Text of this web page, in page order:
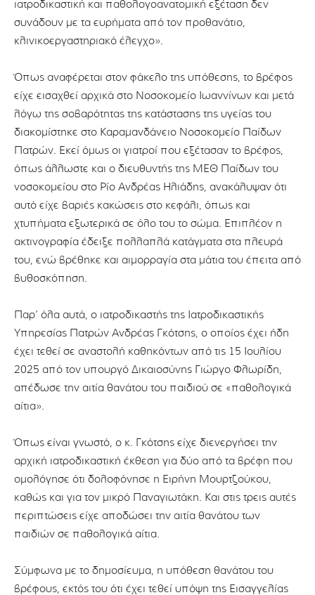
ιατροδικαστική και παθολογοανατομική εξέταση δεν
συνάδουν με τα ευρήματα από τον προθανάτιο,
κλινικοεργαστηριακό έλεγχο».
Όπως αναφέρεται στον φάκελο της υπόθεσης, το βρέφος
είχε εισαχθεί αρχικά στο Νοσοκομείο Ιωαννίνων και μετά
λόγω της σοβαρότητας της κατάστασης της υγείας του
διακομίστηκε στο Καραμανδάνειο Νοσοκομείο Παίδων
Πατρών. Εκεί όμως οι γιατροί που εξέτασαν το βρέφος,
όπως άλλωστε και ο διευθυντής της ΜΕΘ Παίδων του
νοσοκομείου στο Ρίο Ανδρέας Ηλιάδης, ανακάλυψαν ότι
αυτό είχε βαριές κακώσεις στο κεφάλι, όπως και
χτυπήματα εξωτερικά σε όλο του το σώμα. Επιπλέον η
ακτινογραφία έδειξε πολλαπλά κατάγματα στα πλευρά
του, ενώ βρέθηκε και αιμορραγία στα μάτια του έπειτα από
βυθοσκόπηση.
Παρ’ όλα αυτά, ο ιατροδικαστής της Ιατροδικαστικής
Υπηρεσίας Πατρών Ανδρέας Γκότσης, ο οποίος έχει ήδη
έχει τεθεί σε αναστολή καθηκόντων από τις 15 Ιουλίου
2025 από τον υπουργό Δικαιοσύνης Γιώργο Φλωρίδη,
απέδωσε την αιτία θανάτου του παιδιού σε «παθολογικά
αίτια».
Όπως είναι γνωστό, ο κ. Γκότσης είχε διενεργήσει την
αρχική ιατροδικαστική έκθεση για δύο από τα βρέφη που
ομολόγησε ότι δολοφόνησε η Ειρήνη Μουρτζούκου,
καθώς και για τον μικρό Παναγιωτάκη. Και στις τρεις αυτές
περιπτώσεις είχε αποδώσει την αιτία θανάτου των
παιδιών σε παθολογικά αίτια.
Σύμφωνα με το δημοσίευμα, η υπόθεση θανάτου του
βρέφους, εκτός του ότι έχει τεθεί υπόψη της Εισαγγελίας